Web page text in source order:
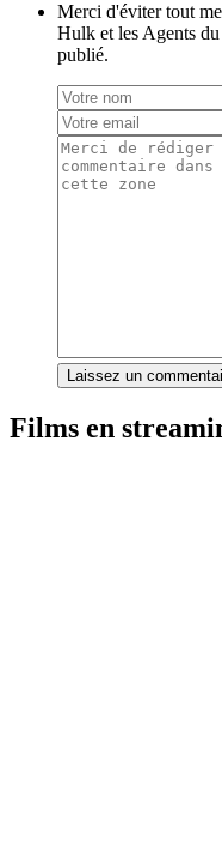
Merci d'éviter tout
Hulk et les Agents
publié.
Laissez un
Films en